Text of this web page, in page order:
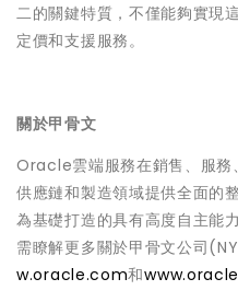
二的關鍵特質，不僅能夠實現
定價和支援服務。
關於甲骨文
Oracle雲端服務在銷售、服務
供應鏈和製造領域提供全面的
為基礎打造的具有高度自主能
需瞭解更多關於甲骨文公司
w.oracle.com和